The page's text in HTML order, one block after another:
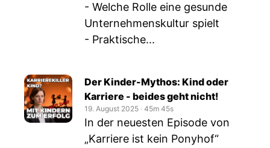
- Welche Rolle eine gesunde
Unternehmenskultur spielt
- Praktische...
Der Kinder-Mythos: Kind oder
Karriere - beides geht nicht!
19. August 2025 ‧ 45m 45s
In der neuesten Episode von
„Karriere ist kein Ponyhof“